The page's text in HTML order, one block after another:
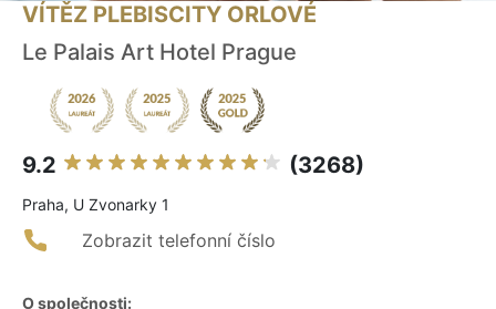
VÍTĚZ PLEBISCITY ORLOVÉ
Le Palais Art Hotel Prague
9.2 (3268)
Praha, U Zvonarky 1
Zobrazit telefonní číslo
O společnosti: